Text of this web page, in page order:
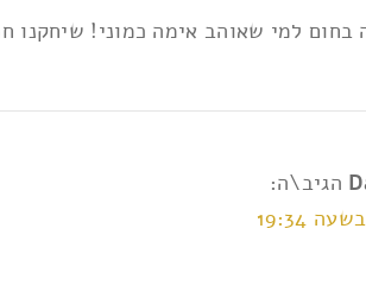
למי שאוהב אימה כמוני! שיחקנו
הגיב\ה: